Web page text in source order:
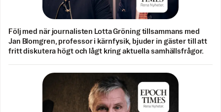
Följ med när journalisten Lotta Gröning tillsammans med
Jan Blomgren, professor i kärnfysik, bjuder in gäster till att
fritt diskutera högt och lågt kring aktuella samhällsfrågor.